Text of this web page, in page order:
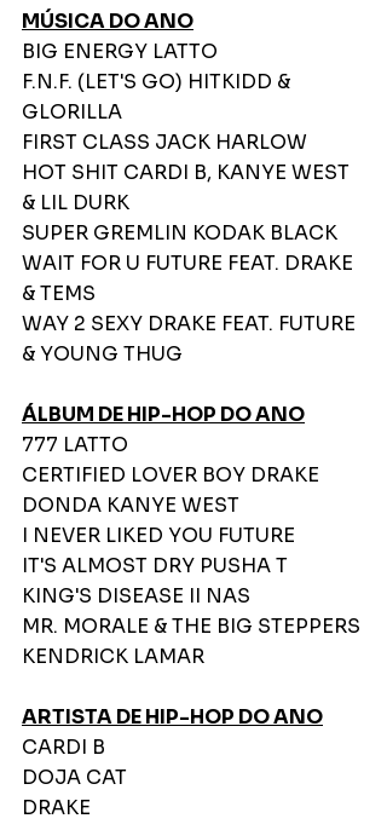
MÚSICA DO ANO
BIG ENERGY LATTO
F.N.F. (LET'S GO) HITKIDD &
GLORILLA
FIRST CLASS JACK HARLOW
HOT SHIT CARDI B, KANYE WEST
& LIL DURK
SUPER GREMLIN KODAK BLACK
WAIT FOR U FUTURE FEAT. DRAKE
& TEMS
WAY 2 SEXY DRAKE FEAT. FUTURE
& YOUNG THUG
ÁLBUM DE HIP-HOP DO ANO
777 LATTO
CERTIFIED LOVER BOY DRAKE
DONDA KANYE WEST
I NEVER LIKED YOU FUTURE
IT'S ALMOST DRY PUSHA T
KING'S DISEASE II NAS
MR. MORALE & THE BIG STEPPERS
KENDRICK LAMAR
ARTISTA DE HIP-HOP DO ANO
CARDI B
DOJA CAT
DRAKE